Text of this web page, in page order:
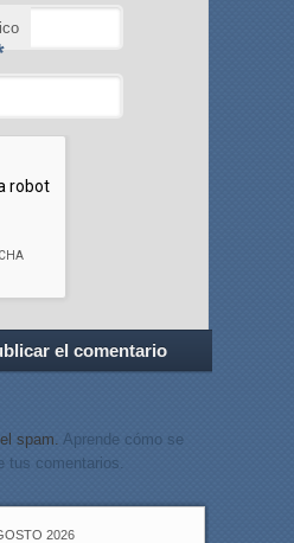
spam. Aprende cómo se
tus comentarios.
2026